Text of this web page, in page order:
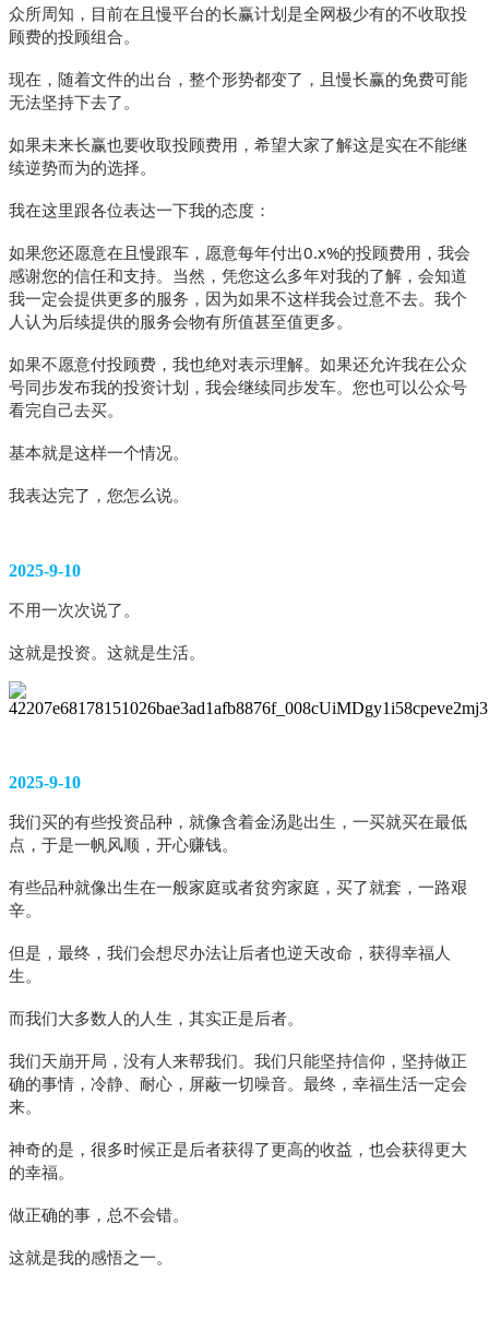
众所周知，目前在且慢平台的长赢计划是全网极少有的不收取投
顾费的投顾组合。
现在，随着文件的出台，整个形势都变了，且慢长赢的免费可能
无法坚持下去了。
如果未来长赢也要收取投顾费用，希望大家了解这是实在不能继
续逆势而为的选择。
我在这里跟各位表达一下我的态度：
如果您还愿意在且慢跟车，愿意每年付出0.x%的投顾费用，我会
感谢您的信任和支持。当然，凭您这么多年对我的了解，会知道
我一定会提供更多的服务，因为如果不这样我会过意不去。我个
人认为后续提供的服务会物有所值甚至值更多。
如果不愿意付投顾费，我也绝对表示理解。如果还允许我在公众
号同步发布我的投资计划，我会继续同步发车。您也可以公众号
看完自己去买。
基本就是这样一个情况。
我表达完了，您怎么说。
2025-9-10
不用一次次说了。
这就是投资。这就是生活。
2025-9-10
我们买的有些投资品种，就像含着金汤匙出生，一买就买在最低
点，于是一帆风顺，开心赚钱。
有些品种就像出生在一般家庭或者贫穷家庭，买了就套，一路艰
辛。
但是，最终，我们会想尽办法让后者也逆天改命，获得幸福人
生。
而我们大多数人的人生，其实正是后者。
我们天崩开局，没有人来帮我们。我们只能坚持信仰，坚持做正
确的事情，冷静、耐心，屏蔽一切噪音。最终，幸福生活一定会
来。
神奇的是，很多时候正是后者获得了更高的收益，也会获得更大
的幸福。
做正确的事，总不会错。
这就是我的感悟之一。